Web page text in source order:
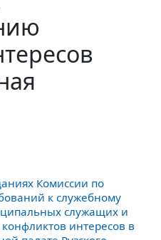
Комиссии по
к служебному
служащих и
интересов в